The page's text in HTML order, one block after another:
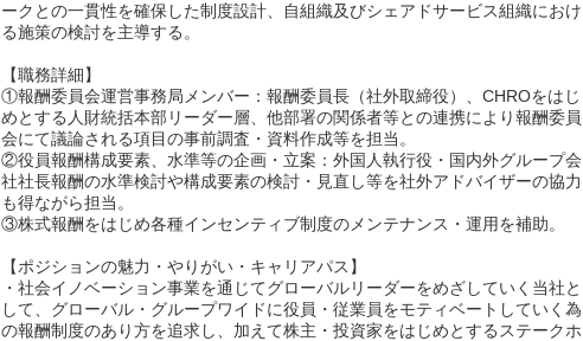
ークとの一貫性を確保した制度設計、自組織及びシェアドサービス組織におけ
る施策の検討を主導する。
【職務詳細】
①報酬委員会運営事務局メンバー：報酬委員長（社外取締役）、CHROをはじ
めとする人財統括本部リーダー層、他部署の関係者等との連携により報酬委員
会にて議論される項目の事前調査・資料作成等を担当。
②役員報酬構成要素、水準等の企画・立案：外国人執行役・国内外グループ会
社社長報酬の水準検討や構成要素の検討・見直し等を社外アドバイザーの協力
も得ながら担当。
③株式報酬をはじめ各種インセンティブ制度のメンテナンス・運用を補助。
【ポジションの魅力・やりがい・キャリアパス】
・社会イノベーション事業を通じてグローバルリーダーをめざしていく当社と
して、グローバル・グループワイドに役員・従業員をモティベートしていく為
の報酬制度のあり方を追求し、加えて株主・投資家をはじめとするステークホ